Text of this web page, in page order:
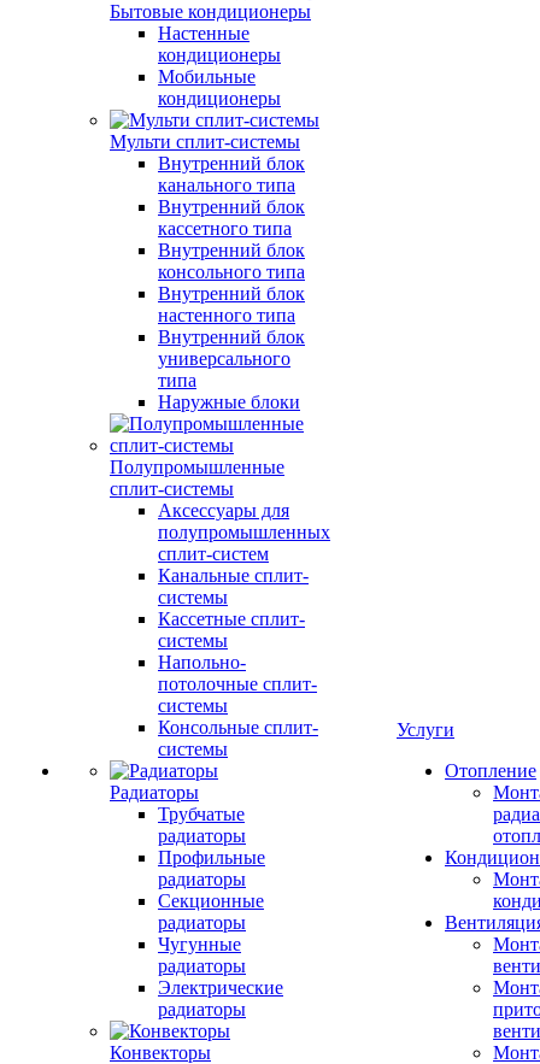
Бытовые кондиционеры
Настенные
кондиционеры
Мобильные
кондиционеры
Мульти сплит-системы
Внутренний блок
канального типа
Внутренний блок
кассетного типа
Внутренний блок
консольного типа
Внутренний блок
настенного типа
Внутренний блок
универсального
типа
Наружные блоки
Полупромышленные
сплит-системы
Аксессуары для
полупромышленных
сплит-систем
Канальные сплит-
системы
Кассетные сплит-
системы
Напольно-
потолочные сплит-
системы
Консольные сплит-
системы
Радиаторы
Трубчатые
радиаторы
Профильные
радиаторы
Секционные
радиаторы
Чугунные
радиаторы
Электрические
радиаторы
Конвекторы
Услуги
Отопление